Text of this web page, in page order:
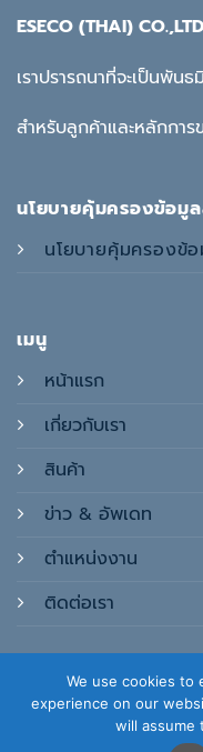
ESECO (THAI)
เราปรารถนาที่จะเป็นพัน
สำหรับลูกค้าและหลักการ
เมนู
หน้าแรก
เกี่ยวกับเรา
สินค้า
ข่าว & อัพเดท
ตำแหน่งงาน
ติดต่อเรา
นโยบายคุ้มครองข้อมู
นโยบายคุ้มครองข้
Copyright 2026 ©
We use cookies to
experience on our
will assume